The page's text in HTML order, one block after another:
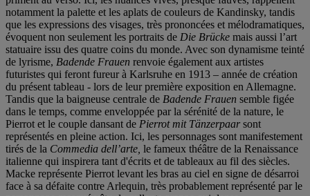
notamment la palette et les aplats de couleurs de Kandinsky, tandis
que les expressions des visages, très prononcées et mélodramatiques,
évoquent non seulement les portraits de Die Brücke mais aussi l’art
statuaire issu des quatre coins du monde. Avec son dynamisme teinté
de lyrisme, Badende Frauen renvoie également aux artistes
futuristes qui feront fureur à Karlsruhe en 1913 – année de création
du présent tableau - lors de leur première exposition en Allemagne.
Tandis que la baigneuse centrale de Badende Frauen semble figée
dans le temps, comme enveloppée par la sérénité de la nature, le
Pierrot et le couple dansant de Pierrot mit Tänzerpaarsont
représentés en pleine action. Ici, les personnages sont manifestement
tirés de la Commedia dell’arte, le fameux théâtre de la Renaissance
italienne qui inspirera tant d'écrits et de tableaux au fil des siècles.
Macke représente Pierrot levant les bras au ciel en signe de désarroi
face à sa défaite contre Arlequin, très probablement représenté par le